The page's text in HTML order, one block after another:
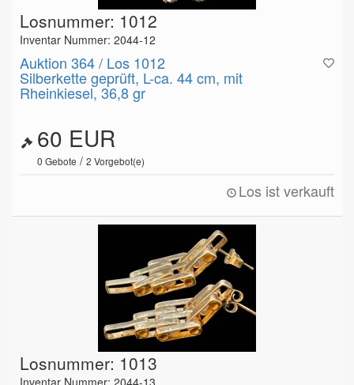
Losnummer: 1012
Inventar Nummer: 2044-12
Auktion 364 / Los 1012
Silberkette geprüft, L-ca. 44 cm, mit
Rheinkiesel, 36,8 gr
60 EUR
0 Gebote / 2 Vorgebot(e)
Los ist verkauft
Losnummer: 1013
Inventar Nummer: 2044-13